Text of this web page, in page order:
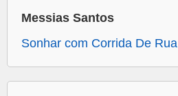
Messias Santos
Sonhar com Corrida De Rua